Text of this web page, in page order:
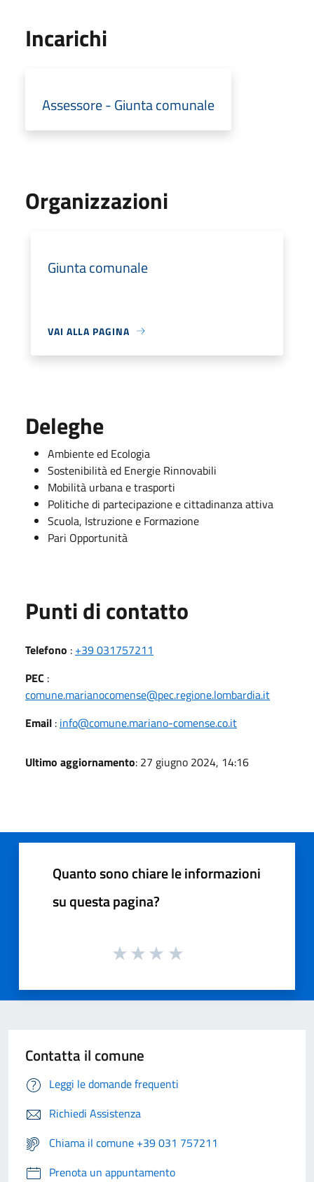
Incarichi
Assessore - Giunta comunale
Organizzazioni
Giunta comunale
VAI ALLA PAGINA
Deleghe
Ambiente ed Ecologia
Sostenibilità ed Energie Rinnovabili
Mobilità urbana e trasporti
Politiche di partecipazione e cittadinanza attiva
Scuola, Istruzione e Formazione
Pari Opportunità
Punti di contatto
Telefono : +39 031757211
PEC :
comune.marianocomense@pec.regione.lombardia.it
Email : info@comune.mariano-comense.co.it
Ultimo aggiornamento: 27 giugno 2024, 14:16
Quanto sono chiare le informazioni
su questa pagina?
Contatta il comune
Leggi le domande frequenti
Richiedi Assistenza
Chiama il comune +39 031 757211
Prenota un appuntamento